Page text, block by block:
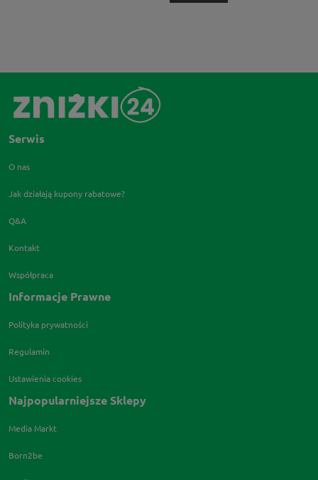
Serwis
O nas
Jak działają kupony rabatowe?
Q&A
Kontakt
Współpraca
Informacje Prawne
Polityka prywatności
Regulamin
Ustawienia cookies
Najpopularniejsze Sklepy
Media Markt
Born2be